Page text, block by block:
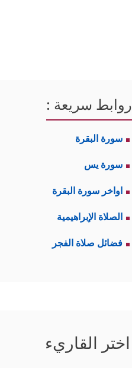
روابط سريعة :
سورة البقرة
سورة يس
اواخر سورة البقرة
الصلاة الإبراهيمية
فضائل صلاة الفجر
اختر القاريء